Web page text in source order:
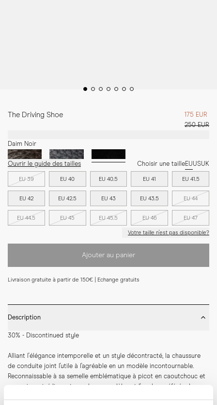
The Driving Shoe
175 EUR
250 EUR
Daim Noir
Ouvrir le guide des tailles Choisir une tailleEUUSUK
EU 39 EU 40 EU 40.5 EU 41 EU 41.5
EU 42 EU 42.5 EU 43 EU 43.5 EU 44
EU 44.5 EU 45 EU 45.5 EU 46 EU 47
Votre taille n'est pas disponible?
Ajouter au panier
Livraison gratuite à partir de 150€ | Echange gratuits
Description
30% - Discontinued style
Alliant l'élégance intemporelle et un style décontracté, la chaussure
de conduite joint l'utile à l'agréable en un modèle incontournable.
Reconnaissable à sa semelle emblématique à picot en caoutchouc et
son cuir grainé lisse et souple, ce modèle est l'un des préférés des